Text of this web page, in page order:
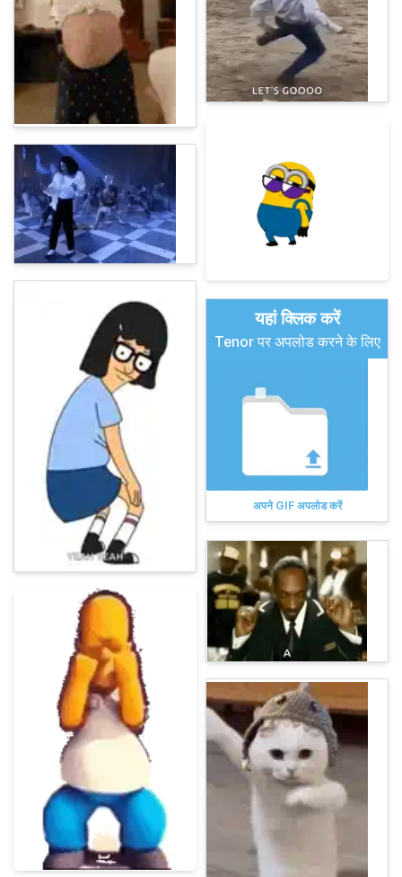
यहां क्लिक करें
Tenor पर अपलोड करने के लिए
अपने GIF अपलोड करें